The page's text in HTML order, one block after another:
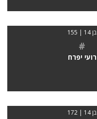
בן 14 | 155
#
רועי יפרח
בן 14 | 172